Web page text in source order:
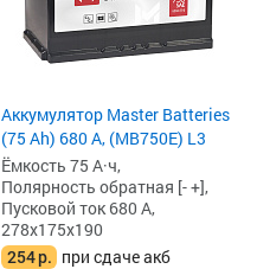
Аккумулятор Master Batteries
(75 Ah) 680 А, (MB750E) L3
Ёмкость 75 А·ч,
Полярность обратная [- +],
Пусковой ток 680 А,
278x175x190
254р. при сдаче акб